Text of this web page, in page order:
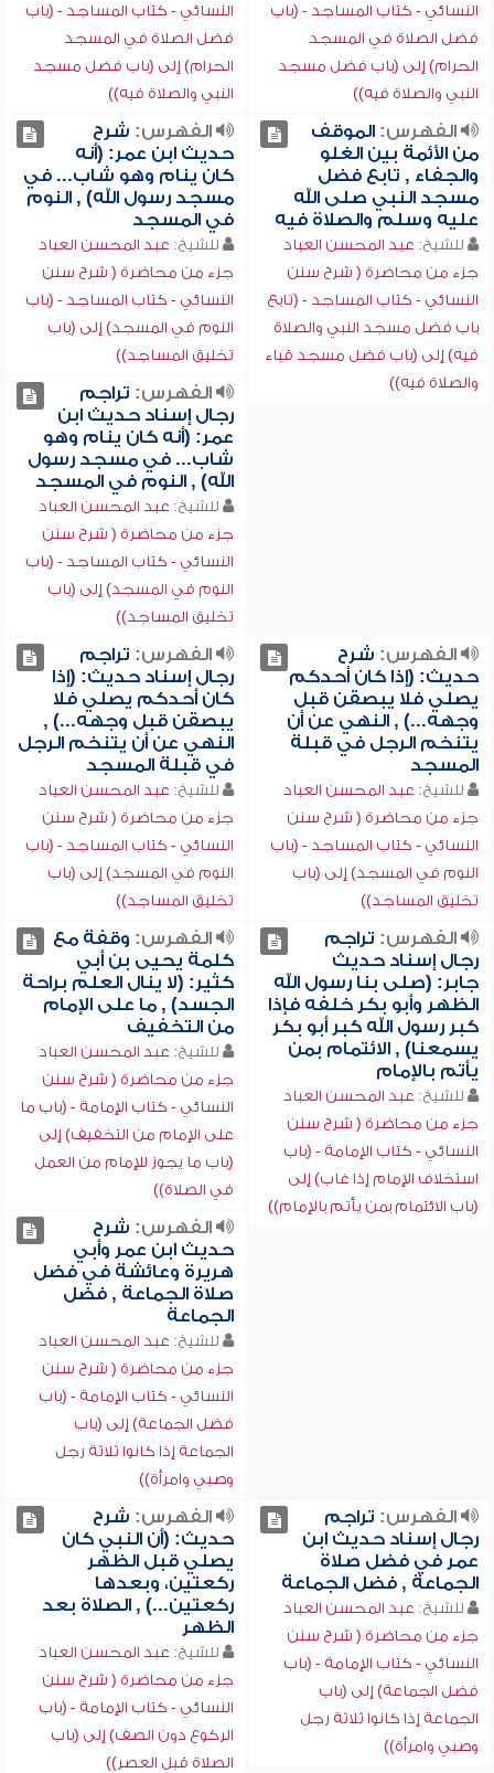
النسائي - كتاب المساجد - (باب
فضل الصلاة في المسجد
الحرام) إلى (باب فضل مسجد
النبي والصلاة فيه))
النسائي - كتاب المساجد - (باب
فضل الصلاة في المسجد
الحرام) إلى (باب فضل مسجد
النبي والصلاة فيه))
الفهرس:الموقف
من الأئمة بين الغلو
والجفاء , تابع فضل
مسجد النبي صلى الله
عليه وسلم والصلاة فيه
للشيخ: عبد المحسن العباد
جزء من محاضرة ( شرح سنن
النسائي - كتاب المساجد - (تابع
باب فضل مسجد النبي والصلاة
فيه) إلى (باب فضل مسجد قباء
والصلاة فيه))
الفهرس: شرح
حديث ابن عمر: (أنه
كان ينام وهو شاب... في
مسجد رسول الله) , النوم
في المسجد
للشيخ: عبد المحسن العباد
جزء من محاضرة ( شرح سنن
النسائي - كتاب المساجد - (باب
النوم في المسجد) إلى (باب
تخليق المساجد))
الفهرس: تراجم
رجال إسناد حديث ابن
عمر: (أنه كان ينام وهو
شاب... في مسجد رسول
الله) , النوم في المسجد
للشيخ: عبد المحسن العباد
جزء من محاضرة ( شرح سنن
النسائي - كتاب المساجد - (باب
النوم في المسجد) إلى (باب
تخليق المساجد))
الفهرس: شرح
حديث: (إذا كان أحدكم
يصلي فلا يبصقن قبل
وجهه...) , النهي عن أن
يتنخم الرجل في قبلة
المسجد
للشيخ: عبد المحسن العباد
جزء من محاضرة ( شرح سنن
النسائي - كتاب المساجد - (باب
النوم في المسجد) إلى (باب
تخليق المساجد))
الفهرس: تراجم
رجال إسناد حديث: (إذا
كان أحدكم يصلي فلا
يبصقن قبل وجهه...) ,
النهي عن أن يتنخم الرجل
في قبلة المسجد
للشيخ: عبد المحسن العباد
جزء من محاضرة ( شرح سنن
النسائي - كتاب المساجد - (باب
النوم في المسجد) إلى (باب
تخليق المساجد))
الفهرس: تراجم
رجال إسناد حديث
جابر: (صلى بنا رسول الله
الظهر وأبو بكر خلفه فإذا
كبر رسول الله كبر أبو بكر
يسمعنا) , الائتمام بمن
يأتم بالإمام
للشيخ: عبد المحسن العباد
جزء من محاضرة ( شرح سنن
النسائي - كتاب الإمامة - (باب
استخلاف الإمام إذا غاب) إلى
(باب الائتمام بمن يأتم بالإمام))
الفهرس: وقفة مع
كلمة يحيى بن أبي
كثير: (لا ينال العلم براحة
الجسد) , ما على الإمام
من التخفيف
للشيخ: عبد المحسن العباد
جزء من محاضرة ( شرح سنن
النسائي - كتاب الإمامة - (باب ما
على الإمام من التخفيف) إلى
(باب ما يجوز للإمام من العمل
في الصلاة))
الفهرس: شرح
حديث ابن عمر وأبي
هريرة وعائشة في فضل
صلاة الجماعة , فضل
الجماعة
للشيخ: عبد المحسن العباد
جزء من محاضرة ( شرح سنن
النسائي - كتاب الإمامة - (باب
فضل الجماعة) إلى (باب
الجماعة إذا كانوا ثلاثة رجل
وصبي وامرأة))
الفهرس: تراجم
رجال إسناد حديث ابن
عمر في فضل صلاة
الجماعة , فضل الجماعة
للشيخ: عبد المحسن العباد
جزء من محاضرة ( شرح سنن
النسائي - كتاب الإمامة - (باب
فضل الجماعة) إلى (باب
الجماعة إذا كانوا ثلاثة رجل
وصبي وامرأة))
الفهرس: شرح
حديث: (أن النبي كان
يصلي قبل الظهر
ركعتين، وبعدها
ركعتين...) , الصلاة بعد
الظهر
للشيخ: عبد المحسن العباد
جزء من محاضرة ( شرح سنن
النسائي - كتاب الإمامة - (باب
الركوع دون الصف) إلى (باب
الصلاة قبل العصر))